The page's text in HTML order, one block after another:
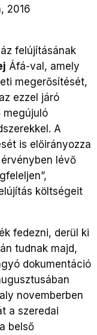
2016
felújításának
Áfá-val, amely
megerősítését,
ezzel járó
megújuló
A
is előirányozza
lévő
költségeit
fedezni, derül ki
tudnak majd,
dokumentáció
novemberben
a szeredai
belső